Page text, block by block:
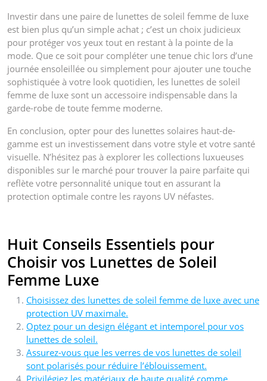
Investir dans une paire de lunettes de soleil femme de luxe
est bien plus qu’un simple achat ; c’est un choix judicieux
pour protéger vos yeux tout en restant à la pointe de la
mode. Que ce soit pour compléter une tenue chic lors d’une
journée ensoleillée ou simplement pour ajouter une touche
sophistiquée à votre look quotidien, les lunettes de soleil
femme de luxe sont un accessoire indispensable dans la
garde-robe de toute femme moderne.
En conclusion, opter pour des lunettes solaires haut-de-
gamme est un investissement dans votre style et votre santé
visuelle. N’hésitez pas à explorer les collections luxueuses
disponibles sur le marché pour trouver la paire parfaite qui
reflète votre personnalité unique tout en assurant la
protection optimale contre les rayons UV néfastes.
Huit Conseils Essentiels pour
Choisir vos Lunettes de Soleil
Femme Luxe
Choisissez des lunettes de soleil femme de luxe avec une
protection UV maximale.
Optez pour un design élégant et intemporel pour vos
lunettes de soleil.
Assurez-vous que les verres de vos lunettes de soleil
sont polarisés pour réduire l’éblouissement.
Privilégiez les matériaux de haute qualité comme